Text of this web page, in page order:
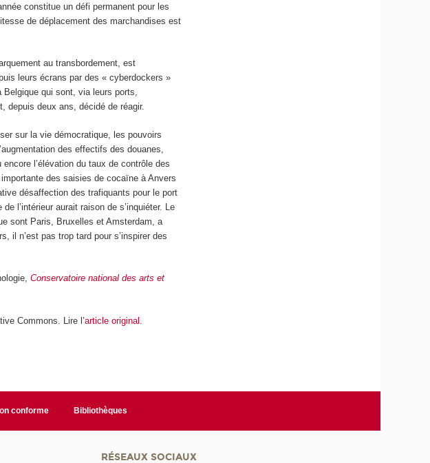
constitue un défi permanent pour les
de déplacement des marchandises est
au transbordement, est
leurs écrans par des « cyberdockers »
qui sont, via leurs ports,
depuis deux ans, décidé de réagir.
sur la vie démocratique, les pouvoirs
des effectifs des douanes,
l’élévation du taux de contrôle des
des saisies de cocaïne à Anvers
désaffection des trafiquants pour le port
l’intérieur aurait raison de s’inquiéter. Le
sont Paris, Bruxelles et Amsterdam, a
il n’est pas trop tard pour s’inspirer des
Conservatoire national des arts et
Commons. Lire l’article original
conforme Bibliothèques
RÉSEAUX SOCIAUX